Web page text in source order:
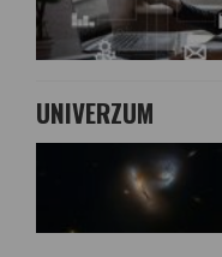
UNIVERZUM